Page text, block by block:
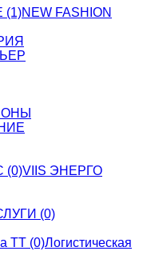
NEW FASHION
VIIS ЭНЕРГО
(0)
Логистическая